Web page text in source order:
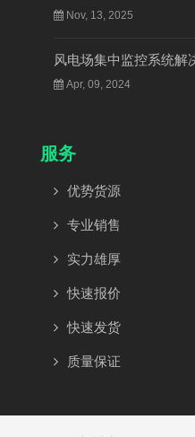
Nov, 13, 2025
风电场集中监控系统解
Apr, 09, 2024
服务
优势货源
专业销售
实力雄厚
快速报价
快速发货
质量保证